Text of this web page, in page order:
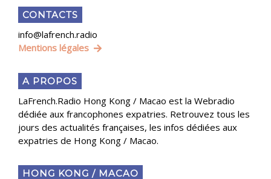
CONTACTS
info@lafrench.radio
Mentions légales
A PROPOS
LaFrench.Radio Hong Kong / Macao est la Webradio
dédiée aux francophones expatries. Retrouvez tous les
jours des actualités françaises, les infos dédiées aux
expatries de Hong Kong / Macao.
HONG KONG / MACAO